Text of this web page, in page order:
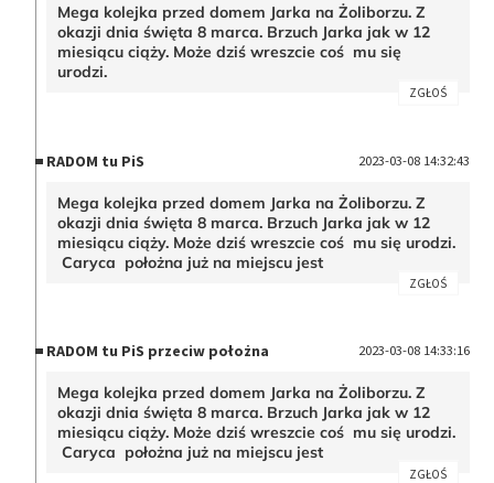
Mega kolejka przed domem Jarka na Żoliborzu. Z
okazji dnia święta 8 marca. Brzuch Jarka jak w 12
miesiącu ciąży. Może dziś wreszcie coś mu się
urodzi.
ZGŁOŚ
RADOM tu PiS 2023-03-08 14:32:43
Mega kolejka przed domem Jarka na Żoliborzu. Z
okazji dnia święta 8 marca. Brzuch Jarka jak w 12
miesiącu ciąży. Może dziś wreszcie coś mu się urodzi.
Caryca położna już na miejscu jest
ZGŁOŚ
RADOM tu PiS przeciw położna 2023-03-08 14:33:16
Mega kolejka przed domem Jarka na Żoliborzu. Z
okazji dnia święta 8 marca. Brzuch Jarka jak w 12
miesiącu ciąży. Może dziś wreszcie coś mu się urodzi.
Caryca położna już na miejscu jest
ZGŁOŚ